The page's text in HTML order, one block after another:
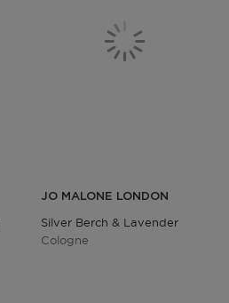
JO MALONE LONDON
Silver Berch & Lavender
Cologne